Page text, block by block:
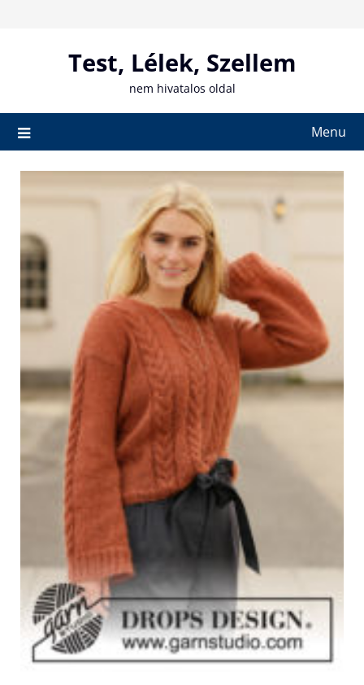
Test, Lélek, Szellem
nem hivatalos oldal
Menu